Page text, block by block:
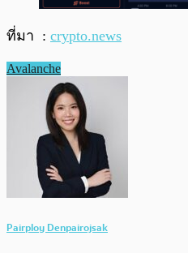
ที่มา : crypto.news
Avalanche
Pairploy Denpairojsak